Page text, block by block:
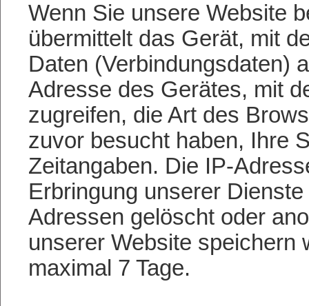
Wenn Sie unsere Website
übermittelt das Gerät, mit
Daten (Verbindungsdaten)
Adresse des Gerätes, mit
zugreifen, die Art des
zuvor besucht haben, Ihre
Zeitangaben. Die IP-
Erbringung unserer
Adressen gelöscht oder
unserer Website speichern
maximal 7 Tage.